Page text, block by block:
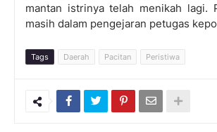
mantan istrinya telah menikah lagi.
masih dalam pengejaran petugas
Tags Daerah Pacitan Peristiwa